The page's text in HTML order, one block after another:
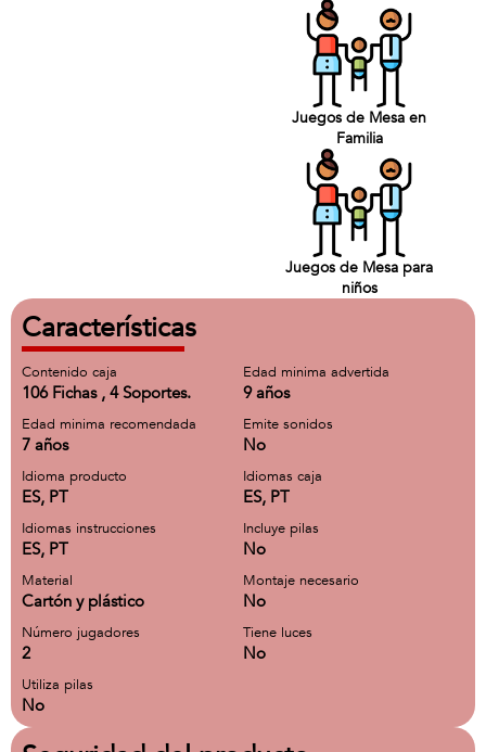
Juegos de Mesa en
Familia
Juegos de Mesa para
niños
Características
Contenido caja
106 Fichas , 4 Soportes.
Edad minima advertida
9 años
Edad minima recomendada
7 años
Emite sonidos
No
Idioma producto
ES, PT
Idiomas caja
ES, PT
Idiomas instrucciones
ES, PT
Incluye pilas
No
Material
Cartón y plástico
Montaje necesario
No
Número jugadores
2
Tiene luces
No
Utiliza pilas
No